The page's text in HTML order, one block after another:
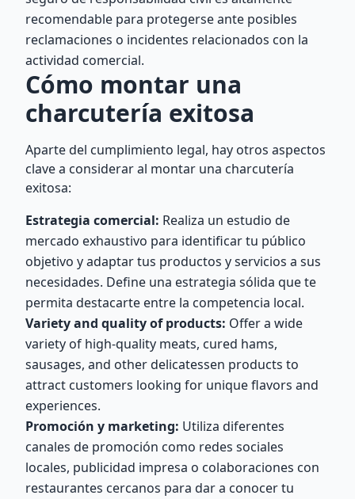
recomendable para protegerse ante posibles
reclamaciones o incidentes relacionados con la
actividad comercial.
Cómo montar una
charcutería exitosa
Aparte del cumplimiento legal, hay otros aspectos
clave a considerar al montar una charcutería
exitosa:
Estrategia comercial: Realiza un estudio de
mercado exhaustivo para identificar tu público
objetivo y adaptar tus productos y servicios a sus
necesidades. Define una estrategia sólida que te
permita destacarte entre la competencia local.
Variety and quality of products: Offer a wide
variety of high-quality meats, cured hams,
sausages, and other delicatessen products to
attract customers looking for unique flavors and
experiences.
Promoción y marketing: Utiliza diferentes
canales de promoción como redes sociales
locales, publicidad impresa o colaboraciones con
restaurantes cercanos para dar a conocer tu